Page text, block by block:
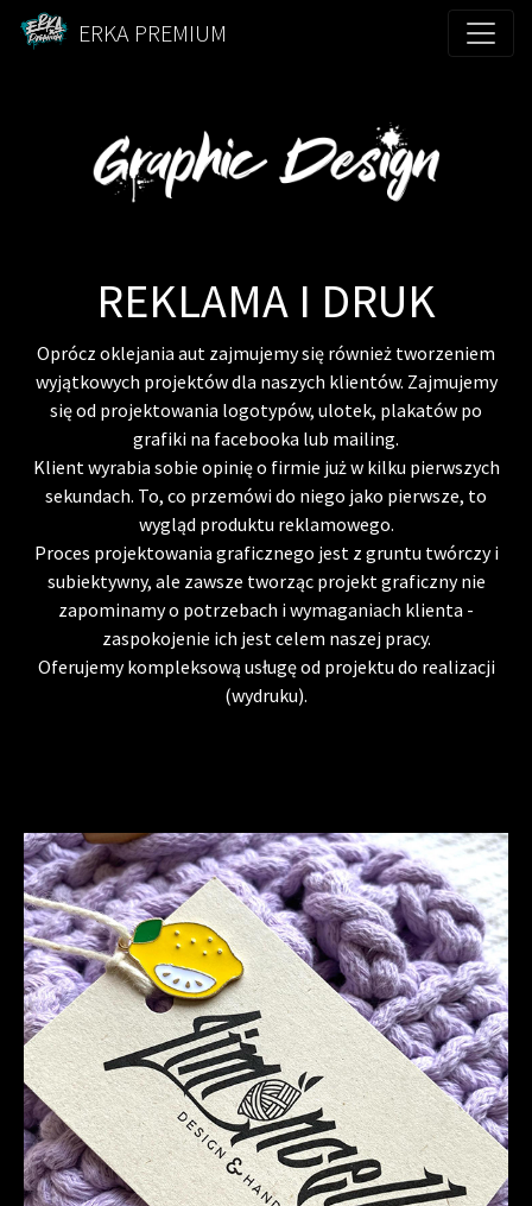
ERKA PREMIUM
REKLAMA I DRUK
Oprócz oklejania aut zajmujemy się również tworzeniem
wyjątkowych projektów dla naszych klientów. Zajmujemy
się od projektowania logotypów, ulotek, plakatów po
grafiki na facebooka lub mailing.
Klient wyrabia sobie opinię o firmie już w kilku pierwszych
sekundach. To, co przemówi do niego jako pierwsze, to
wygląd produktu reklamowego.
Proces projektowania graficznego jest z gruntu twórczy i
subiektywny, ale zawsze tworząc projekt graficzny nie
zapominamy o potrzebach i wymaganiach klienta -
zaspokojenie ich jest celem naszej pracy.
Oferujemy kompleksową usługę od projektu do realizacji
(wydruku).